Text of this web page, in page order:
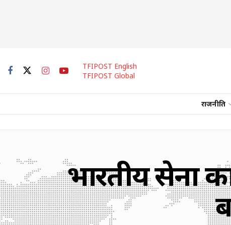
TFIPOST English
TFIPOST Global
राजनीति
भारतीय सेना